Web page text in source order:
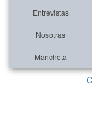
Entrevistas
Nosotras
Mancheta